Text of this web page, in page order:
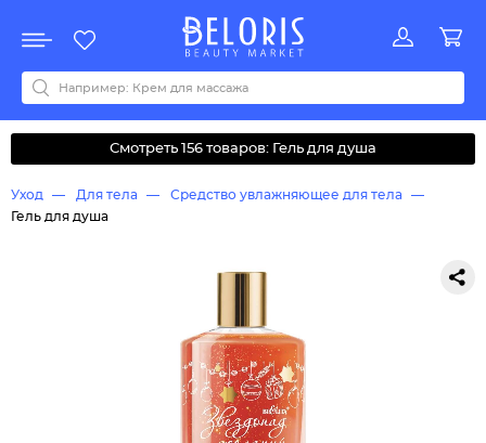
Акции
Все бренды
0-9ABCDEFGHIJKLMNOPQRSTUVWYZАБВДЗИМОКЛНПРСТУФ
Смотреть 156 товаров: Гель для душа
Уход Для тела
Средство увлажняющее для тела
Гель для душа